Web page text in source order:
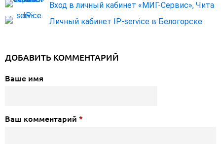
Вход в личный кабинет «МИГ-Сервис», Чита
Личный кабинет IP-service в Белогорске
ДОБАВИТЬ КОММЕНТАРИЙ
Ваше имя
Ваш комментарий *